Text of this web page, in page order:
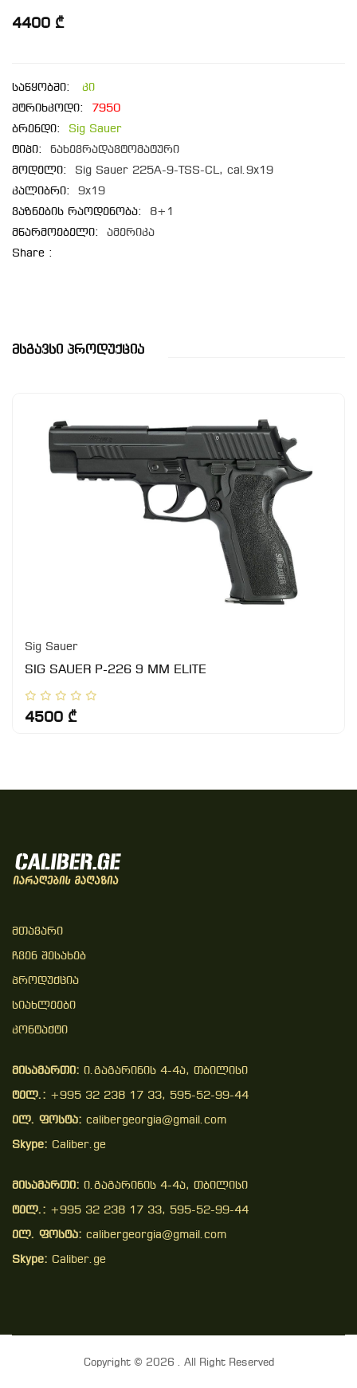
4400 ₾
საწყობში:
კი
შტრიხკოდი:
7950
ბრენდი:
Sig Sauer
ტიპი:
ნახევრადავტომატური
მოდელი:
Sig Sauer 225A-9-TSS-CL, cal.9x19
კალიბრი:
9x19
ვაზნების რაოდენობა:
8+1
მწარმოებელი:
ამერიკა
Share :
Მსგავსი Პროდუქცია
Sig Sauer
SIG SAUER P-226 9 MM ELITE
4500 ₾
Მთავარი
Ჩვენ Შესახებ
Პროდუქცია
Სიახლეები
Კონტაქტი
მისამართი: ი.გაგარინის 4-4ა, თბილისი
ტელ.: +995 32 238 17 33, 595-52-99-44
ელ. ფოსტა: calibergeorgia@gmail.com
Skype: Caliber.ge
მისამართი: ი.გაგარინის 4-4ა, თბილისი
ტელ.: +995 32 238 17 33, 595-52-99-44
ელ. ფოსტა: calibergeorgia@gmail.com
Skype: Caliber.ge
Copyright © 2026 . All Right Reserved